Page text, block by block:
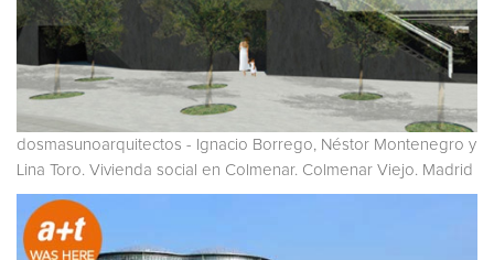
dosmasunoarquitectos - Ignacio Borrego, Néstor Montenegro y
Lina Toro. Vivienda social en Colmenar. Colmenar Viejo. Madrid